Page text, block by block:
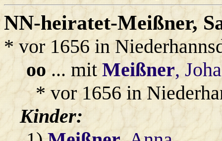
NN-heiratet-Meißner,
* vor 1656 in
oo... mitMeißner,
* vor 1656 in
Kinder: